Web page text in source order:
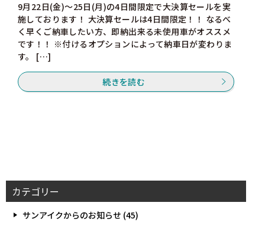
9月22日(金)～25日(月)の4日間限定で大決算セールを実
施しております！ 大決算セールは4日間限定！！ なるべ
く早くご納車したい方、即納出来る未使用車がオススメ
です！！ ※付けるオプションによって納車日が変わりま
す。 […]
続きを読む
カテゴリー
サンアイクからのお知らせ (45)